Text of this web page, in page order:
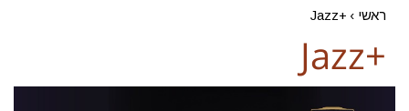
ראשי ›
+Jazz
+Jazz